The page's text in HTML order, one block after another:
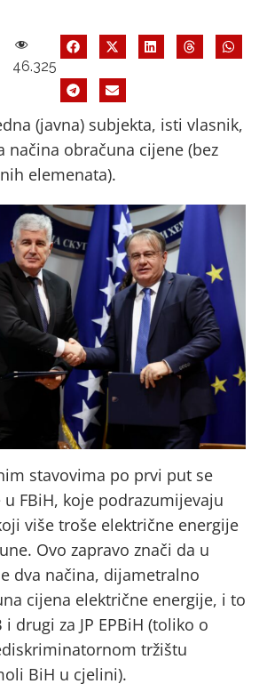
46.325
(javna) subjekta, isti vlasnik,
načina obračuna cijene (bez
elemenata).
stavovima po prvi put se
FBiH, koje podrazumijevaju
više troše električne energije
Ovo zapravo znači da u
dva načina, dijametralno
cijena električne energije, i to
i drugi za JP EPBiH (toliko o
tržištu
BiH u cjelini).